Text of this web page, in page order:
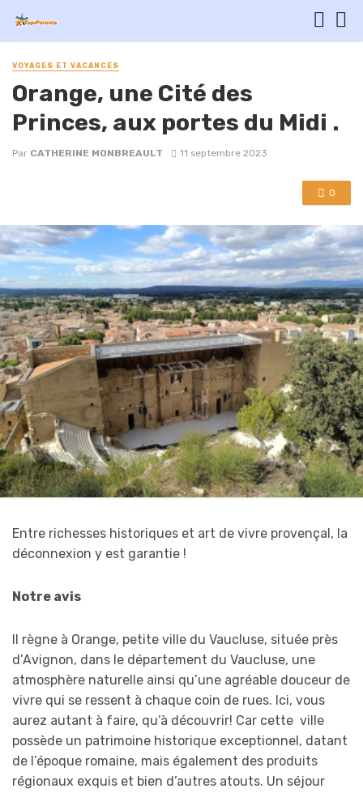
VOYAGES ET VACANCES
Orange, une Cité des
Princes, aux portes du Midi .
Par CATHERINE MONBREAULT 11 septembre 2023
0
Entre richesses historiques et art de vivre provençal, la
déconnexion y est garantie !
Notre avis
Il règne à Orange, petite ville du Vaucluse, située près
d’Avignon, dans le département du Vaucluse, une
atmosphère naturelle ainsi qu’une agréable douceur de
vivre qui se ressent à chaque coin de rues. Ici, vous
aurez autant à faire, qu’à découvrir! Car cette ville
possède un patrimoine historique exceptionnel, datant
de l’époque romaine, mais également des produits
régionaux exquis et bien d’autres atouts. Un séjour